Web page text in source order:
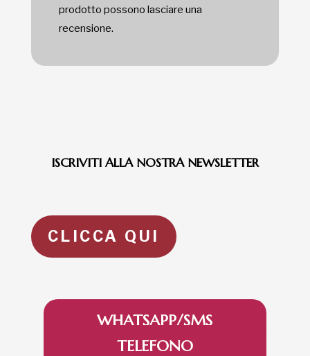
prodotto possono lasciare una
recensione.
ISCRIVITI ALLA NOSTRA NEWSLETTER
CLICCA QUI
WHATSAPP/SMS
335.258290
TELEFONO